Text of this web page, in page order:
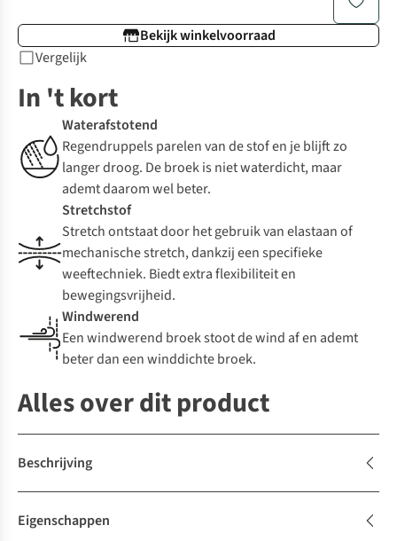
Bekijk winkelvoorraad
Vergelijk
In 't kort
Waterafstotend
Regendruppels parelen van de stof en je blijft zo
langer droog. De broek is niet waterdicht, maar
ademt daarom wel beter.
Stretchstof
Stretch ontstaat door het gebruik van elastaan of
mechanische stretch, dankzij een specifieke
weeftechniek. Biedt extra flexibiliteit en
bewegingsvrijheid.
Windwerend
Een windwerend broek stoot de wind af en ademt
beter dan een winddichte broek.
Alles over dit product
Beschrijving
Eigenschappen